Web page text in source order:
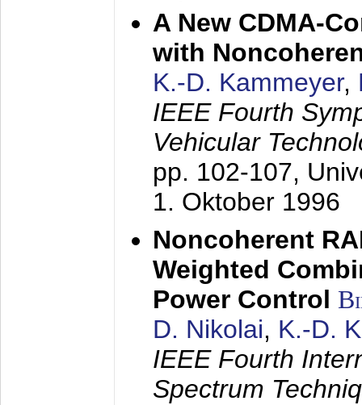
A New CDMA-
with
K.-D. Kammeyer,
IEEE Fourth
Vehicular
pp. 102-107,
1. Oktober 1996
Noncoherent
Weighted
Power Control
D. Nikolai, K.-D.
IEEE Fourth
Spectrum